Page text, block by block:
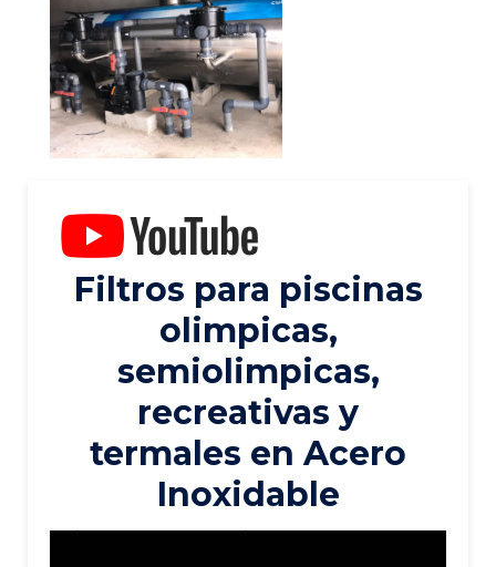
Filtros para piscinas
olimpicas,
semiolimpicas,
recreativas y
termales en Acero
Inoxidable
Mirá todos nuestros videos